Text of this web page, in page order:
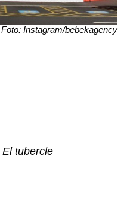
Foto: Instagram/bebekagency
El tubercle